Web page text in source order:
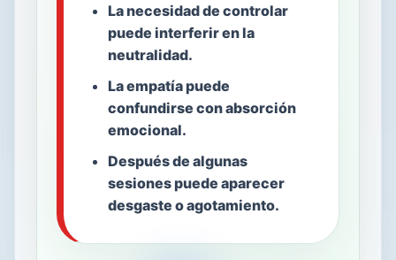
La necesidad de controlar
puede interferir en la
neutralidad.
La empatía puede
confundirse con absorción
emocional.
Después de algunas
sesiones puede aparecer
desgaste o agotamiento.